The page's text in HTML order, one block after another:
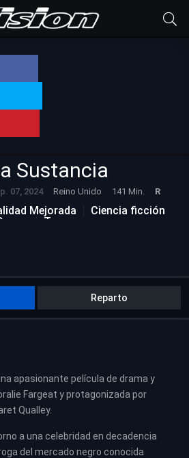
Sustancia
07, 2024 Reino Unido 141 Min. R
Mejorada
Ciencia ficción
Terror
Reparto
apasionante película de drama y
Fargeat y protagonizada por
Qualley.
a una celebridad en decadencia
del mercado negro conocida